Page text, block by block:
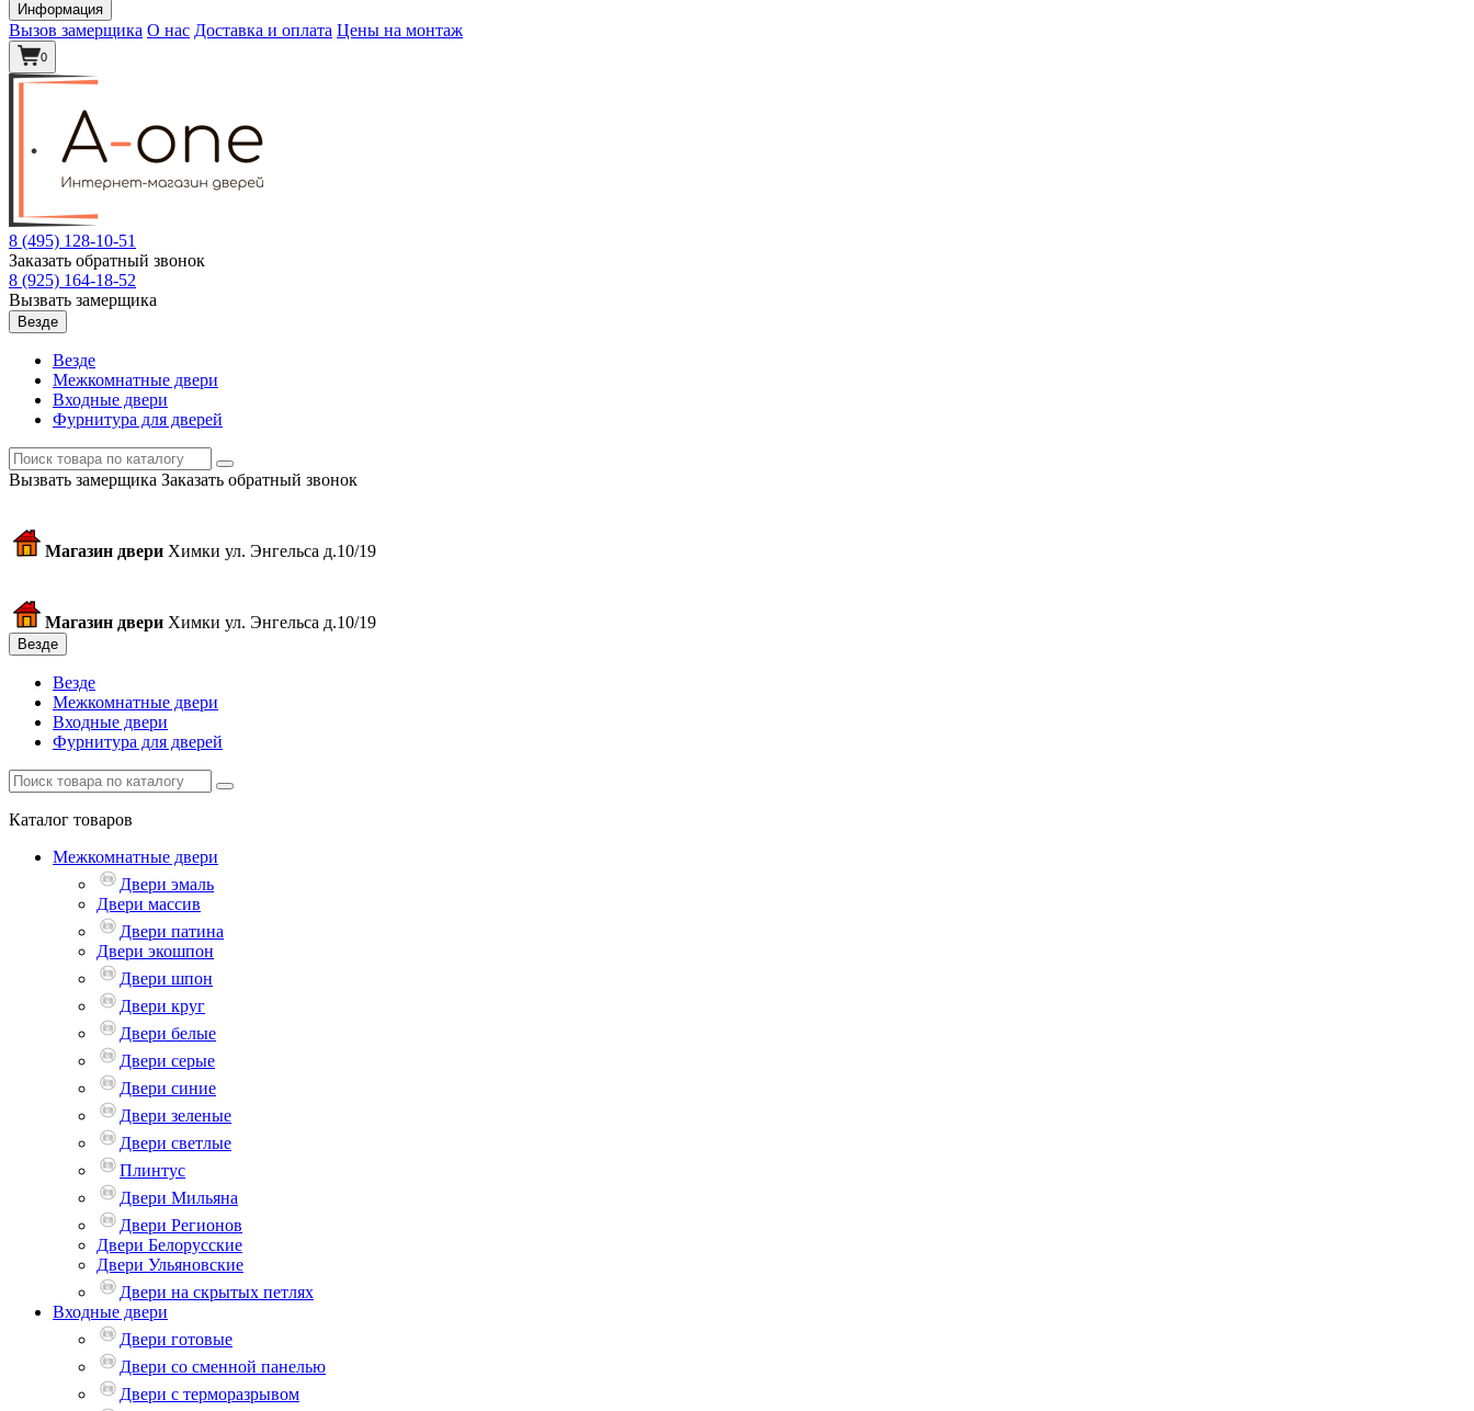
Информация
Вызов замерщика О нас Доставка и оплата Цены на монтаж
0
8 (495) 128-10-51
Заказать обратный звонок
8 (925) 164-18-52
Вызвать замерщика
Везде
Везде
Межкомнатные двери
Входные двери
Фурнитура для дверей
Вызвать замерщика Заказать обратный звонок
Магазин двери Химки ул. Энгельса д.10/19
Магазин двери Химки ул. Энгельса д.10/19
Везде
Везде
Межкомнатные двери
Входные двери
Фурнитура для дверей
Каталог товаров
Межкомнатные двери
Двери эмаль
Двери массив
Двери патина
Двери экошпон
Двери шпон
Двери круг
Двери белые
Двери серые
Двери синие
Двери зеленые
Двери светлые
Плинтус
Двери Мильяна
Двери Регионов
Двери Белорусские
Двери Ульяновские
Двери на скрытых петлях
Входные двери
Двери готовые
Двери со сменной панелью
Двери с терморазрывом